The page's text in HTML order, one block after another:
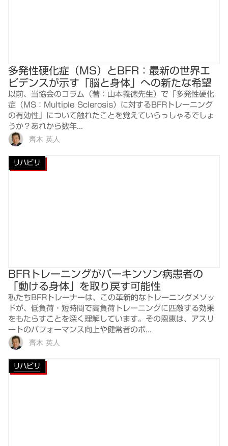
多発性硬化症（MS）とBFR：最新の世界エ
ビデンスが示す「脳と身体」への新たな希望
以前、当協会のコラム（著：山本義徳先生）で「多発性硬化
症（MS：Multiple Sclerosis）に対するBFRトレーニング
の有効性」について触れたことを覚えていらっしゃるでしょ
うか？あれから数年...
齊木 英人
リハビリ
BFRトレーニングがパーキンソン病患者の
「動ける身体」を取り戻す可能性
私たちBFRトレーナーは、この革新的なトレーニングメソッ
ドが、低負荷・短時間で高負荷トレーニングに匹敵する効果
をもたらすことを深く理解しています。その恩恵は、アスリ
ートのパフォーマンス向上や健常者のボ...
齊木 英人
リハビリ